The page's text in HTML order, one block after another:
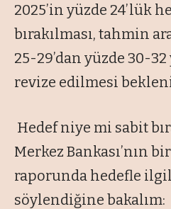
2025’in yüzde 24’lük
bırakılması, tahmin
25-29’dan yüzde 30-32
revize edilmesi
Hedef niye mi sabit
Merkez Bankası’nın
raporunda hedefle
söylendiğine bakalım: